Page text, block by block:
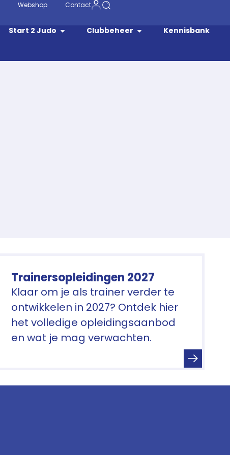
Webshop Contact
Start 2 Judo Clubbeheer Kennisbank
Trainersopleidingen 2027
Klaar om je als trainer verder te
ontwikkelen in 2027? Ontdek hier
het volledige opleidingsaanbod
en wat je mag verwachten.